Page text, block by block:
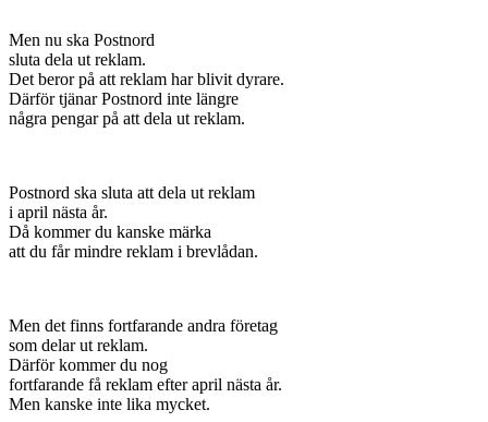
Men nu ska Postnord
sluta dela ut reklam.
Det beror på att reklam har blivit dyrare.
Därför tjänar Postnord inte längre
några pengar på att dela ut reklam.
Postnord ska sluta att dela ut reklam
i april nästa år.
Då kommer du kanske märka
att du får mindre reklam i brevlådan.
Men det finns fortfarande andra företag
som delar ut reklam.
Därför kommer du nog
fortfarande få reklam efter april nästa år.
Men kanske inte lika mycket.